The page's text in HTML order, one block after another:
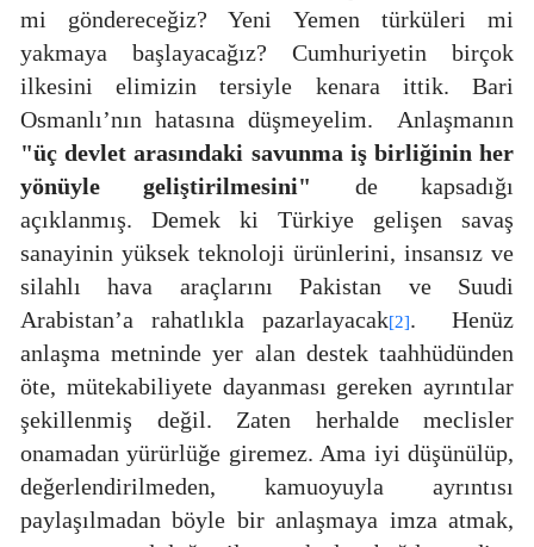
mi göndereceğiz? Yeni Yemen türküleri mi
yakmaya başlayacağız? Cumhuriyetin birçok
ilkesini elimizin tersiyle kenara ittik. Bari
Osmanlı’nın hatasına düşmeyelim.
Anlaşmanın
"üç devlet arasındaki savunma iş birliğinin her
yönüyle geliştirilmesini"
de kapsadığı
açıklanmış. Demek ki Türkiye gelişen savaş
sanayinin yüksek teknoloji ürünlerini, insansız ve
silahlı hava araçlarını Pakistan ve Suudi
Arabistan’a rahatlıkla pazarlayacak[2].
Henüz
anlaşma metninde yer alan destek taahhüdünden
öte, mütekabiliyete dayanması gereken ayrıntılar
şekillenmiş değil. Zaten herhalde meclisler
onamadan yürürlüğe giremez. Ama iyi düşünülüp,
değerlendirilmeden, kamuoyuyla ayrıntısı
paylaşılmadan böyle bir anlaşmaya imza atmak,